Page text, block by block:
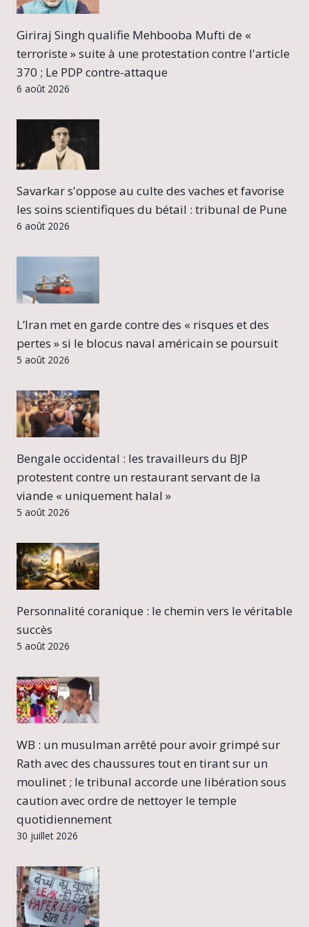
Giriraj Singh qualifie Mehbooba Mufti de «
terroriste » suite à une protestation contre l'article
370 ; Le PDP contre-attaque
6 août 2026
Savarkar s'oppose au culte des vaches et favorise
les soins scientifiques du bétail : tribunal de Pune
6 août 2026
L’Iran met en garde contre des « risques et des
pertes » si le blocus naval américain se poursuit
5 août 2026
Bengale occidental : les travailleurs du BJP
protestent contre un restaurant servant de la
viande « uniquement halal »
5 août 2026
Personnalité coranique : le chemin vers le véritable
succès
5 août 2026
WB : un musulman arrêté pour avoir grimpé sur
Rath avec des chaussures tout en tirant sur un
moulinet ; le tribunal accorde une libération sous
caution avec ordre de nettoyer le temple
quotidiennement
30 juillet 2026